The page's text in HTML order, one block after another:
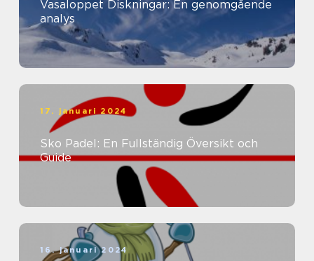
Vasaloppet Diskningar: En genomgående
analys
17. januari 2024
Sko Padel: En Fullständig Översikt och
Guide
16. januari 2024